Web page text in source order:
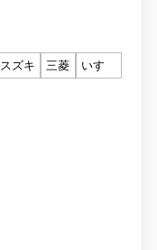
スズキ 三菱
いすゞ